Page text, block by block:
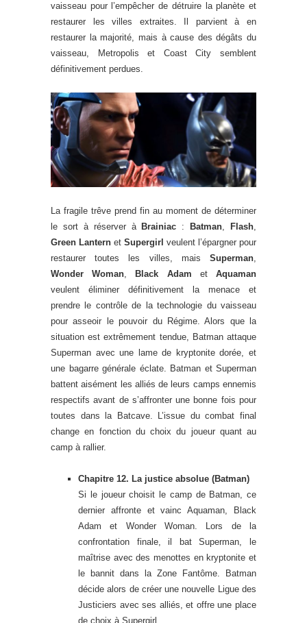
vaisseau pour l’empêcher de détruire la planète et
restaurer les villes extraites. Il parvient à en
restaurer la majorité, mais à cause des dégâts du
vaisseau, Metropolis et Coast City semblent
définitivement perdues.
La fragile trêve prend fin au moment de déterminer
le sort à réserver à Brainiac : Batman Flash
Green Lantern et Supergirl veulent l’épargner pour
restaurer toutes les villes, mais Superman
Wonder Woman
Black Adam etAquaman
veulent éliminer définitivement la menace et
prendre le contrôle de la technologie du vaisseau
pour asseoir le pouvoir du Régime. Alors que la
situation est extrêmement tendue, Batman attaque
Superman avec une lame de kryptonite dorée, et
une bagarre générale éclate. Batman et Superman
battent aisément les alliés de leurs camps ennemis
respectifs avant de s’affronter une bonne fois pour
toutes dans la Batcave. L’issue du combat final
change en fonction du choix du joueur quant au
camp à rallier.
Chapitre 12. La justice absolue (Batman)
Si le joueur choisit le camp de Batman, ce
dernier affronte et vainc Aquaman, Black
Adam et Wonder Woman. Lors de la
confrontation finale, il bat Superman, le
maîtrise avec des menottes en kryptonite et
le bannit dans la Zone Fantôme. Batman
décide alors de créer une nouvelle Ligue des
Justiciers avec ses alliés, et offre une place
de choix à Supergirl.